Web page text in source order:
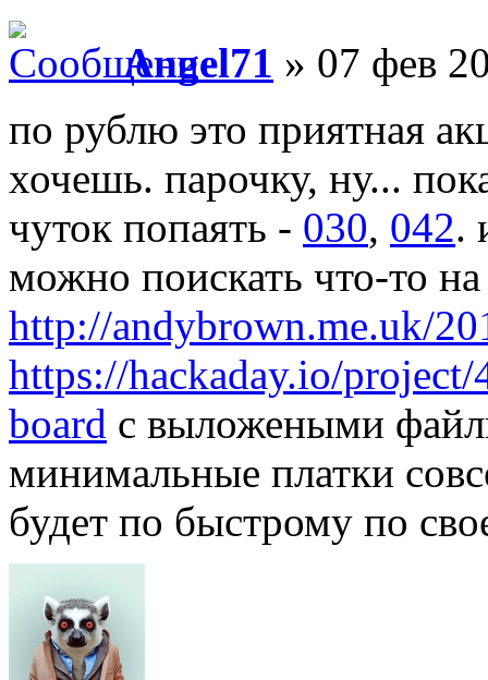
Angel71 » 07 фев
по рублю это приятная
хочешь. парочку, ну...
чуток попаять - 030, 042.
можно поискать что-то
http://andybrown.me.uk/
https://hackaday.io/
board с выложеными
минимальные платки
будет по быстрому по